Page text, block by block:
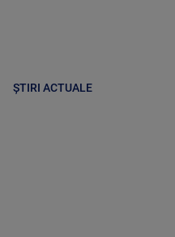
ȘTIRI ACTUALE